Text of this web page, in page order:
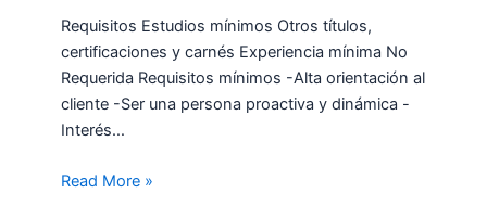
Requisitos Estudios mínimos Otros títulos,
certificaciones y carnés Experiencia mínima No
Requerida Requisitos mínimos -Alta orientación al
cliente -Ser una persona proactiva y dinámica -
Interés…
Read More »